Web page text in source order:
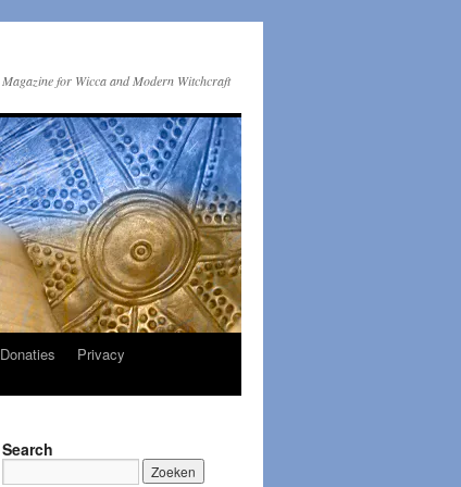
Magazine for Wicca and Modern Witchcraft
Donaties Privacy
Search